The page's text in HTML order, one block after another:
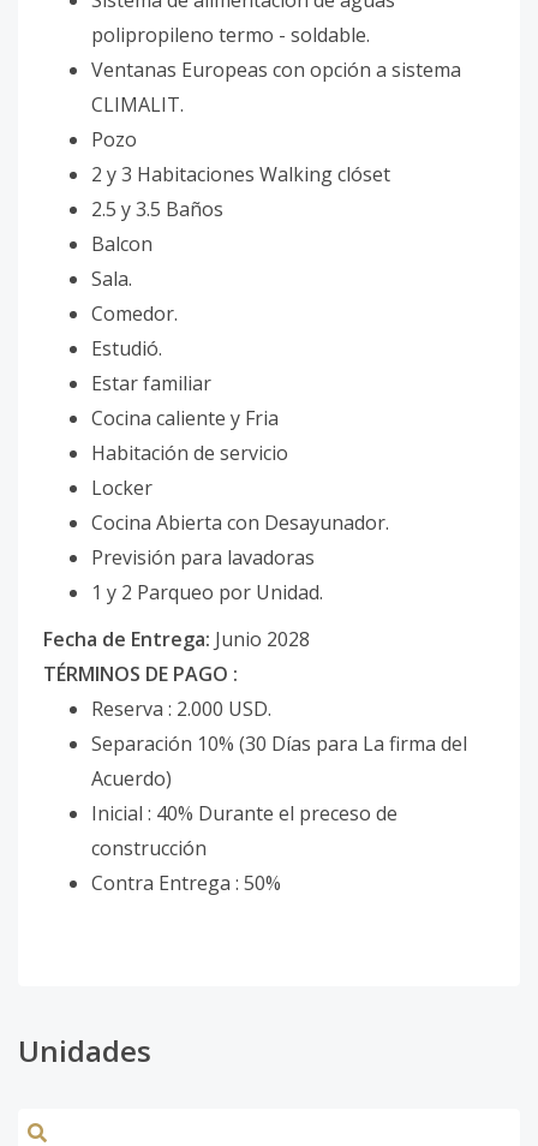
polipropileno termo - soldable.
Ventanas Europeas con opción a sistema
CLIMALIT.
Pozo
2 y 3 Habitaciones Walking clóset
2.5 y 3.5 Baños
Balcon
Sala.
Comedor.
Estudió.
Estar familiar
Cocina caliente y Fria
Habitación de servicio
Locker
Cocina Abierta con Desayunador.
Previsión para lavadoras
1 y 2 Parqueo por Unidad.
Fecha de Entrega: Junio 2028
TÉRMINOS DE PAGO :
Reserva : 2.000 USD.
Separación 10% (30 Días para La firma del
Acuerdo)
Inicial : 40% Durante el preceso de
construcción
Contra Entrega : 50%
Unidades